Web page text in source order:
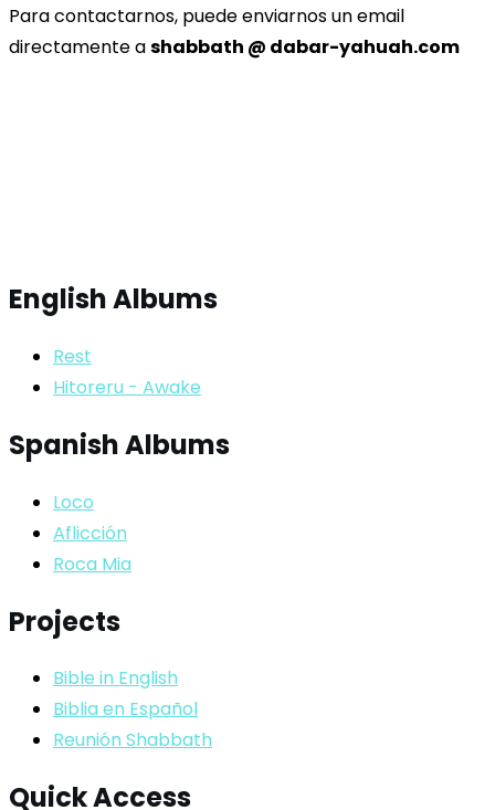
Para contactarnos, puede enviarnos un email
directamente ashabbath @ dabar-yahuah.com
English Albums
Rest
Hitoreru - Awake
Spanish Albums
Loco
Aflicción
Roca Mia
Projects
Bible in English
Biblia en Español
Reunión Shabbath
Quick Access